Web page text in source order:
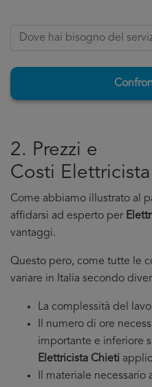
2. Prezzi e
Costi
Come abbiamo illustrato al
affidarsi ad esperto per
vantaggi.
Questo pero, come tutte le
variare in Italia secondo
La complessità del
Il numero di ore
importante e inferiore
Elettricista Chieti
Il materiale